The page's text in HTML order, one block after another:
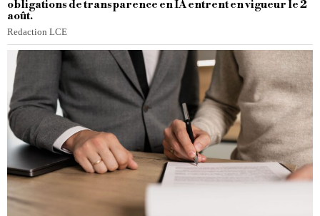
obligations de transparence en IA entrent en vigueur le 2
août.
Redaction LCE